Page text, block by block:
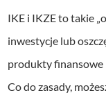
IKE i IKZE to takie
inwestycje lub
produkty finansowe
Co do zasady,